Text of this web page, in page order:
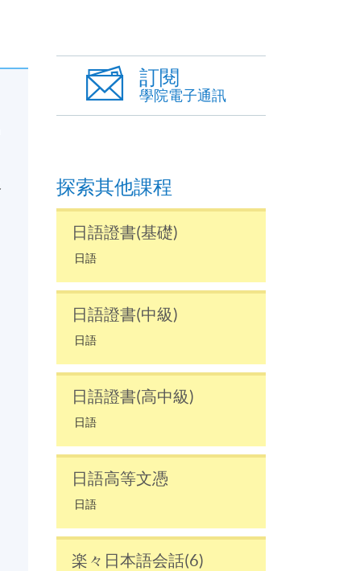
訂閱
學院電子通訊
探索其他課程
日語證書(基礎)
日語
日語證書(中級)
日語
日語證書(高中級)
日語
日語高等文憑
日語
楽々日本語会話(6)